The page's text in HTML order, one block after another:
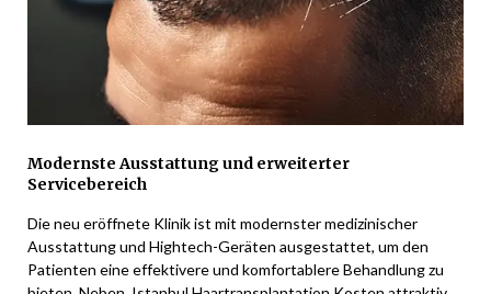
Modernste Ausstattung und erweiterter
Servicebereich
Die neu eröffnete Klinik ist mit modernster medizinischer
Ausstattung und Hightech-Geräten ausgestattet, um den
Patienten eine effektivere und komfortablere Behandlung zu